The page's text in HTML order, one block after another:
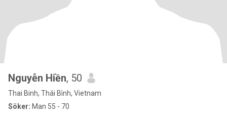
Nguyễn Hiền, 50
Thai Binh, Thái Bình, Vietnam
Söker: Man 55 - 70